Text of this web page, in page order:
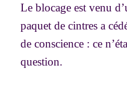
Le blocage est venu
paquet de cintres a
de conscience : ce
question.